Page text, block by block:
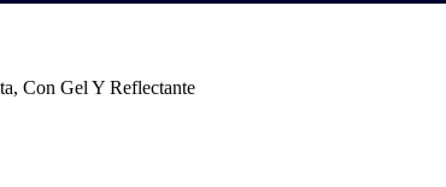
Con Gel Y Reflectante